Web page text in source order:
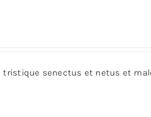
senectus et netus et